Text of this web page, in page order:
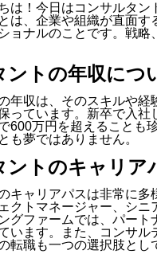
は！今日はコンサルタン
は、企業や組織が直面
ョナルのことです。戦
ントの年収につ
年収は、そのスキルや
っています。新卒で入
600万円を超えることも
も夢ではありません。
ントのキャリア
キャリアパスは非常に
クトマネージャー、シ
グファームでは、パー
います。また、コンサル
転職も一つの選択肢とし